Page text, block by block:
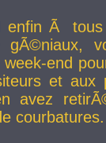
enfin Ã
end
et aux
avez
courbatures.